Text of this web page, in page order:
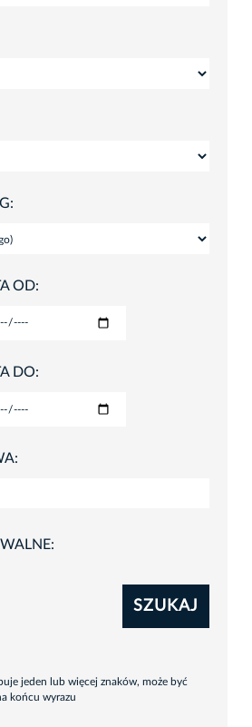
OD:
DO:
SZUKAJ
jeden lub więcej znaków, może być
końcu wyrazu